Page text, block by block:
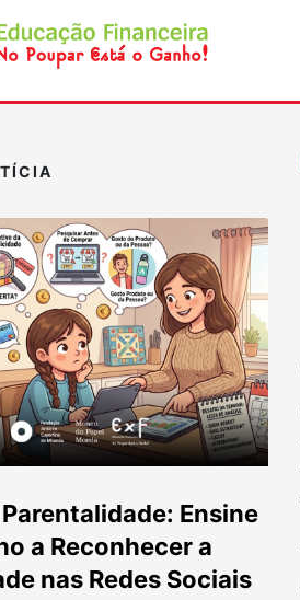
Ensine
a Reconhecer a
nas Redes Sociais